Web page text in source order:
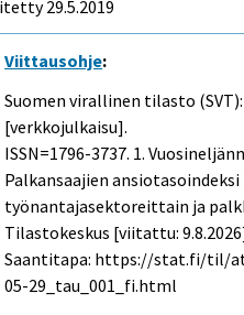
29.5.2019
Viittausohje:
Suomen virallinen tilasto
[verkkojulkaisu].
ISSN=1796-3737. 1.
Palkansaajien ansiotasoindeksi
työnantajasektoreittain ja
Tilastokeskus [viitattu:
Saantitapa: https://stat.fi/til/
05-29_tau_001_fi.html